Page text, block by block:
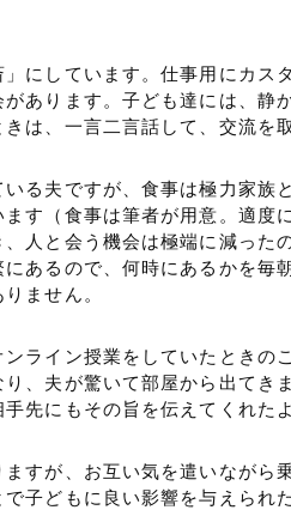
にしています。仕事用にカス
あります。子ども達には、静
は、一言二言話して、交流を
る夫ですが、食事は極力家族
す（食事は筆者が用意。適度
、人と会う機会は極端に減った
あるので、何時にあるかを毎
ません。
ンライン授業をしていたときの
、夫が驚いて部屋から出てき
先にもその旨を伝えてくれた
すが、お互い気を遣いながら
子どもに良い影響を与えられ